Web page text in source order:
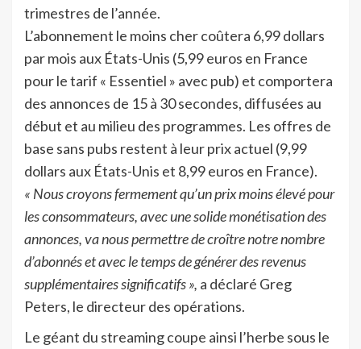
trimestres de l’année.
L’abonnement le moins cher coûtera 6,99 dollars
par mois aux États-Unis (5,99 euros en France
pour le tarif « Essentiel » avec pub) et comportera
des annonces de 15 à 30 secondes, diffusées au
début et au milieu des programmes. Les offres de
base sans pubs restent à leur prix actuel (9,99
dollars aux États-Unis et 8,99 euros en France).
« Nous croyons fermement qu’un prix moins élevé pour
les consommateurs, avec une solide monétisation des
annonces, va nous permettre de croître notre nombre
d’abonnés et avec le temps de générer des revenus
supplémentaires significatifs », a déclaré Greg
Peters, le directeur des opérations.
Le géant du streaming coupe ainsi l’herbe sous le